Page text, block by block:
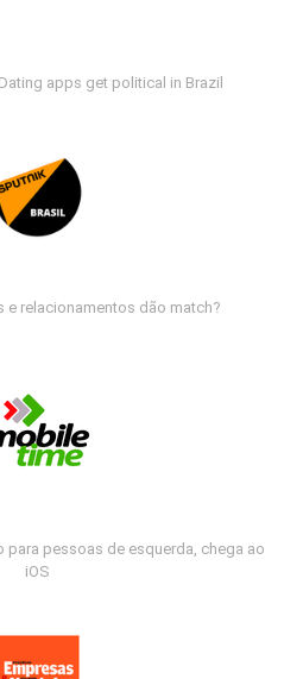
apps get political in Brazil
e relacionamentos dão match?
para pessoas de esquerda, chega ao
iOS